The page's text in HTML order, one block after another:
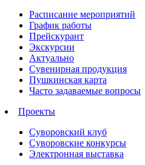
Расписание мероприятий
График работы
Прейскурант
Экскурсии
Актуально
Сувенирная продукция
Пушкинская карта
Часто задаваемые вопросы
Проекты
Суворовский клуб
Суворовские конкурсы
Электронная выставка